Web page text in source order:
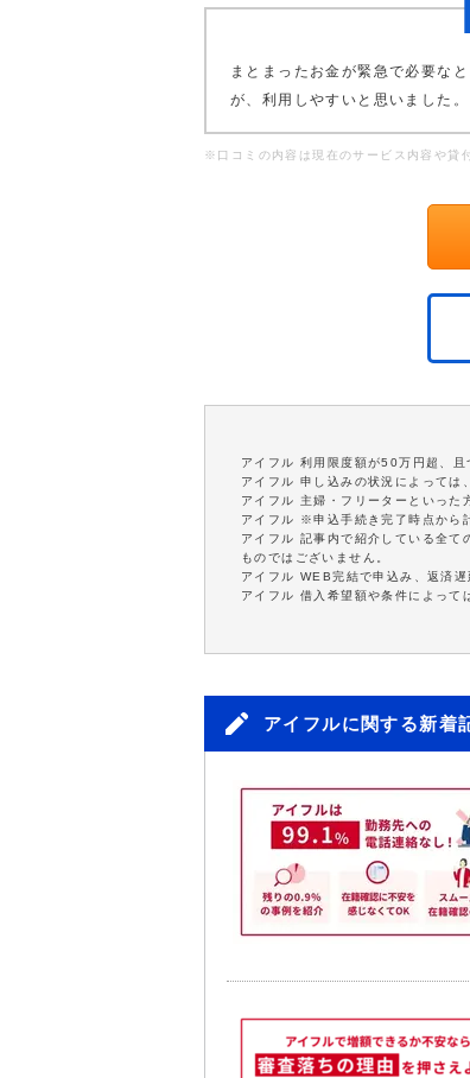
まとまったお金が緊急で必要な
が、利用しやすいと思いました。
※口コミの内容は現在のサービス内容や貸
アイフル 利用限度額が50万円超、
アイフル 申し込みの状況によっては
アイフル 主婦・フリーターといった
アイフル ※申込手続き完了時点から
アイフル 記事内で紹介している全て
ものではございません。
アイフル WEB完結で申込み、返済
アイフル 借入希望額や条件によって
アイフルに関する新着